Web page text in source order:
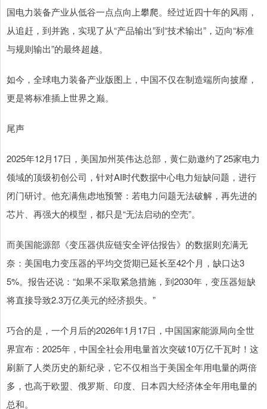
国电力装备产业从低谷一点点向上攀爬。经过近四十年的风雨，
从追赶，到并跑，实现了从“产品输出”到“技术输出”，迈向“标准
与规则输出”的最终超越。
如今，全球电力装备产业版图上，中国不仅在制造端所向披靡，
更是将标准插上世界之巅。
尾声
2025年12月17日，美国加州英伟达总部，黄仁勋邀约了25家电力
领域的顶级初创公司，针对AI时代数据中心电力短缺问题，进行
闭门研讨。他充满焦虑地预警：若电力问题无法破解，再先进的
芯片、再强大的模型，都只是“无法启动的空壳”。
而美国能源部《变压器供应链安全评估报告》的数据则充满无
奈：美国电力变压器的平均交货期已延长至42个月，缺口达3
5%。报告还说：“如果不采取紧急措施，到2030年，变压器短缺
将直接导致2.3万亿美元的经济损失。”
巧合的是，一个月后的2026年1月17日，中国国家能源局向全世
界宣布：2025年，中国全社会用电量首次突破10万亿千瓦时！这
刷新了人类历史的新纪录，它不仅相当于美国全年用电量的两倍
多，也高于欧盟、俄罗斯、印度、日本四大经济体全年用电量的
总和。